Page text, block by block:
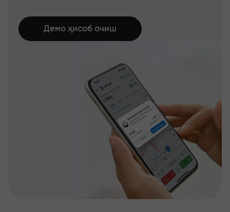
Демо ҳисоб очиш